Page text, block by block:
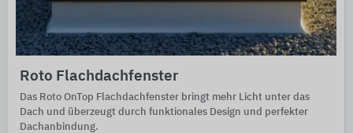
Roto Flachdachfenster
Das Roto OnTop Flachdachfenster bringt mehr Licht unter das
Dach und überzeugt durch funktionales Design und perfekter
Dachanbindung.